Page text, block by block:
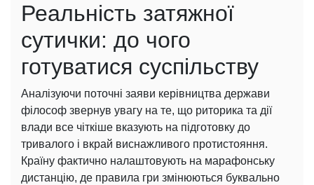
Реальність затяжної
сутички: до чого
готуватися суспільству
Аналізуючи поточні заяви керівництва держави
філософ звернув увагу на те, що риторика та дії
влади все чіткіше вказують на підготовку до
тривалого і вкрай виснажливого протистояння.
Країну фактично налаштовують на марафонську
дистанцію, де правила гри змінюються буквально